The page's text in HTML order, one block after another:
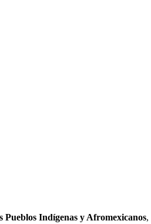
Pueblos Indígenas y Afromexicanos,